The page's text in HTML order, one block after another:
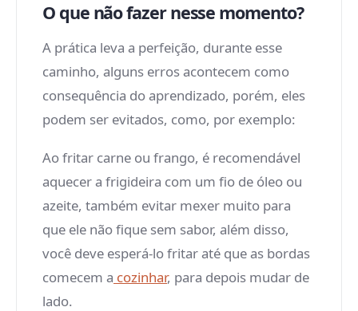
O que não fazer nesse momento?
A prática leva a perfeição, durante esse
caminho, alguns erros acontecem como
consequência do aprendizado, porém, eles
podem ser evitados, como, por exemplo:
Ao fritar carne ou frango, é recomendável
aquecer a frigideira com um fio de óleo ou
azeite, também evitar mexer muito para
que ele não fique sem sabor, além disso,
você deve esperá-lo fritar até que as bordas
comecem a cozinhar, para depois mudar de
lado.